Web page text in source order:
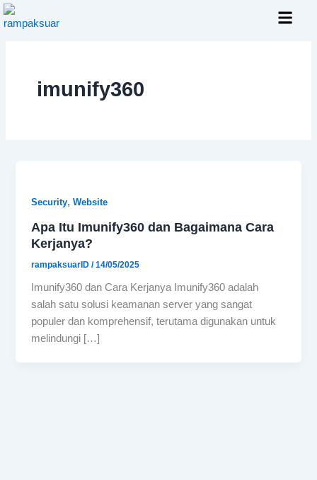
Skip
to
imunify360
Security,Website
Apa Itu Imunify360 dan Bagaimana Cara
Kerjanya?
rampaksuarID/14/05/2025
Imunify360 dan Cara Kerjanya Imunify360 adalah
salah satu solusi keamanan server yang sangat
populer dan komprehensif, terutama digunakan untuk
melindungi […]